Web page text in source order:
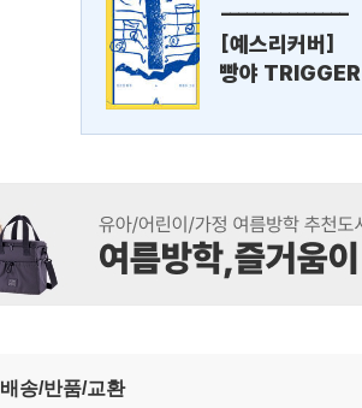
---------------
[예스리커버]
빵야 TRIGGER
배송/반품/교환